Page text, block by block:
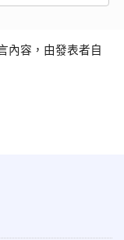
內容，由發表者自